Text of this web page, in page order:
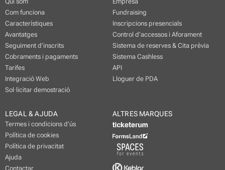
Com funciona
Característiques
Avantatges
Seguiment d’inscrits
Cobraments i pagaments
Tarifes
Integració Web
Sol·licitar demostració
Fundraising
Inscripcions presencials
Control d’accessos i Aforament
Sistema de reserves & Cita prèvia
Sistema Cashless
API
Lloguer de PDA
LEGAL & AJUDA
Termes i condicions d’ús
Política de cookies
Política de privacitat
Ajuda
Contactar
ALTRES MARQUES